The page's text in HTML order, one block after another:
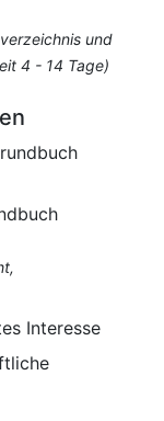
und
4 - 14 Tage)
Interesse